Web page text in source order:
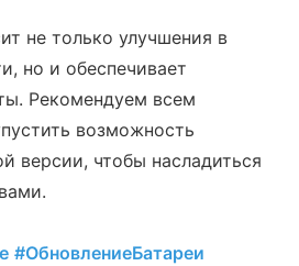
не только улучшения в
но и обеспечивает
Рекомендуем всем
возможность
версии, чтобы насладиться
#ОбновлениеБатареи